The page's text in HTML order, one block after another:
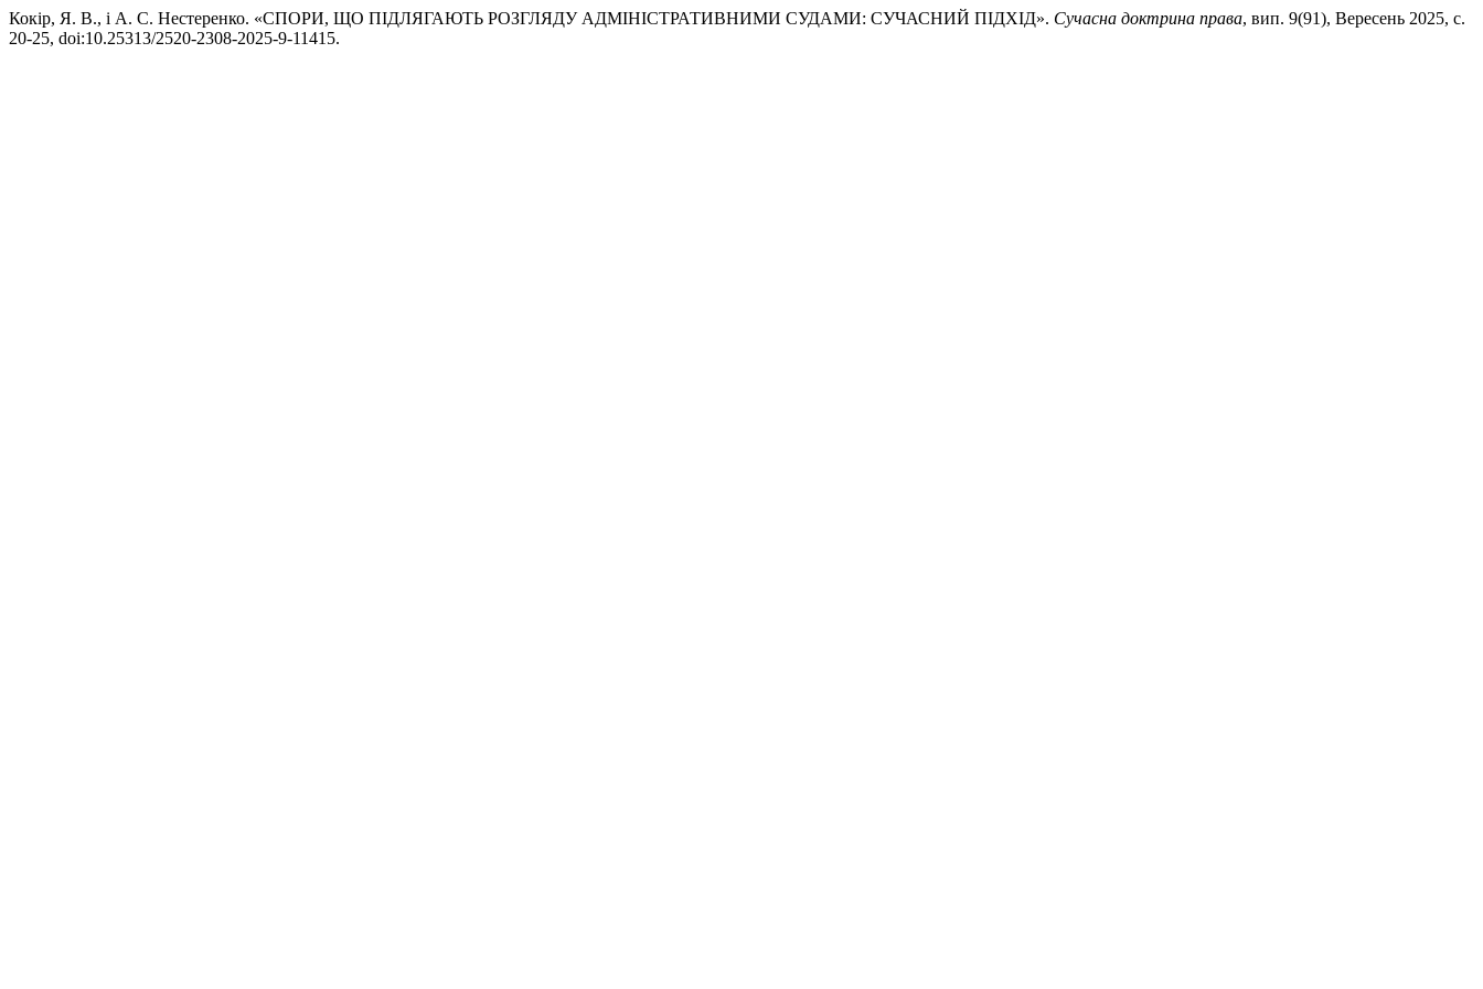
Кокір, Я. В., і А. С. Нестеренко. «СПОРИ, ЩО ПІДЛЯГАЮТЬ РОЗГЛЯДУ АДМІНІСТРАТИВНИМИ СУДАМИ: СУЧАСНИЙ ПІДХІД». Сучасна доктрина права, вип. 9(91), Вересень 2025, с.
20-25, doi:10.25313/2520-2308-2025-9-11415.